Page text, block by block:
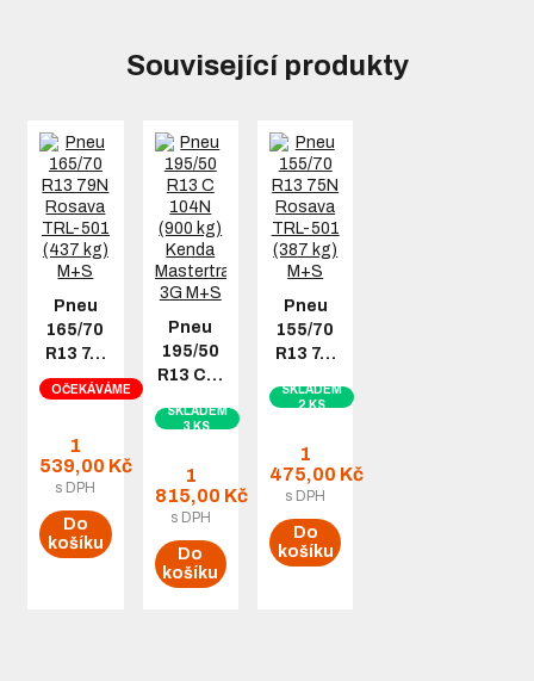
Související produkty
Pneu
165/70
R13 7…
OČEKÁVÁME
1
539,00 Kč
s DPH
Do
košíku
Pneu
195/50
R13 C…
SKLADEM
3 KS
1
815,00 Kč
s DPH
Do
košíku
Pneu
155/70
R13 7…
SKLADEM
2 KS
1
475,00 Kč
s DPH
Do
košíku